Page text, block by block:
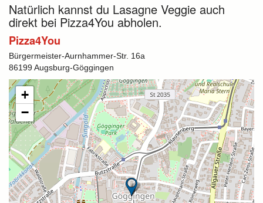
Natürlich kannst du Lasagne Veggie auch
direkt bei Pizza4You abholen.
Pizza4You
Bürgermeister-Aurnhammer-Str. 16a
86199 Augsburg-Göggingen
+
−